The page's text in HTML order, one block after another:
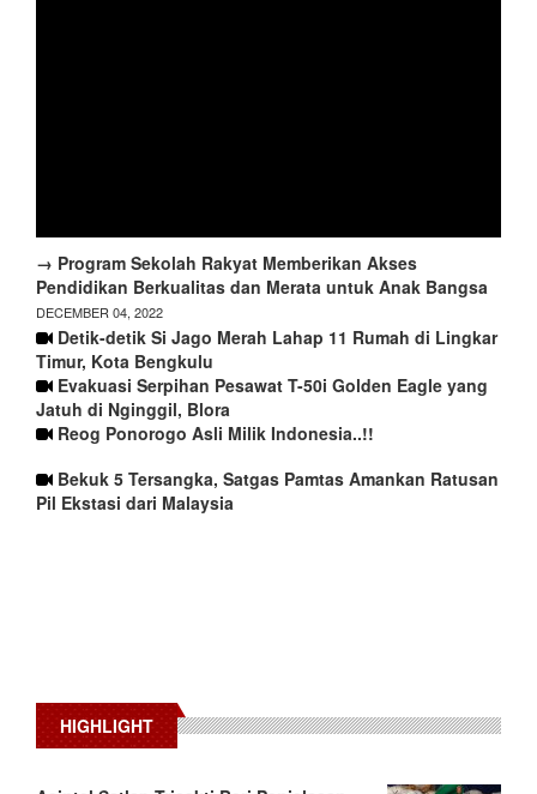
→ Program Sekolah Rakyat Memberikan Akses
Pendidikan Berkualitas dan Merata untuk Anak Bangsa
DECEMBER 04, 2022
Detik-detik Si Jago Merah Lahap 11 Rumah di Lingkar
Timur, Kota Bengkulu
Evakuasi Serpihan Pesawat T-50i Golden Eagle yang
Jatuh di Nginggil, Blora
Reog Ponorogo Asli Milik Indonesia..!!
Bekuk 5 Tersangka, Satgas Pamtas Amankan Ratusan
Pil Ekstasi dari Malaysia
HIGHLIGHT